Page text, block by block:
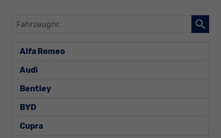
Fahrzeugnr.
Alfa Romeo
Audi
Bentley
BYD
Cupra